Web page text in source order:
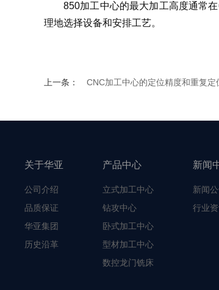
850加工中心的最大加工高度通常
理地选择设备和安排工艺。
上一条： CNC加工中心的定位精度和重复定
关于华亚
公司介绍
品质保证
华亚集团
历史沿革
产品中心
立式加工中心
钻攻中心
卧式加工中心
型材加工中心
数控龙门铣床
新闻
新闻
行业